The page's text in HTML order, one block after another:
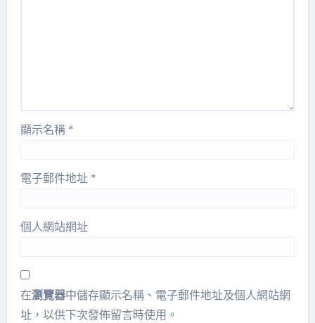
顯示名稱 *
電子郵件地址 *
個人網站網址
在瀏覽器中儲存顯示名稱、電子郵件地址及個人網站網
址，以供下次發佈留言時使用。